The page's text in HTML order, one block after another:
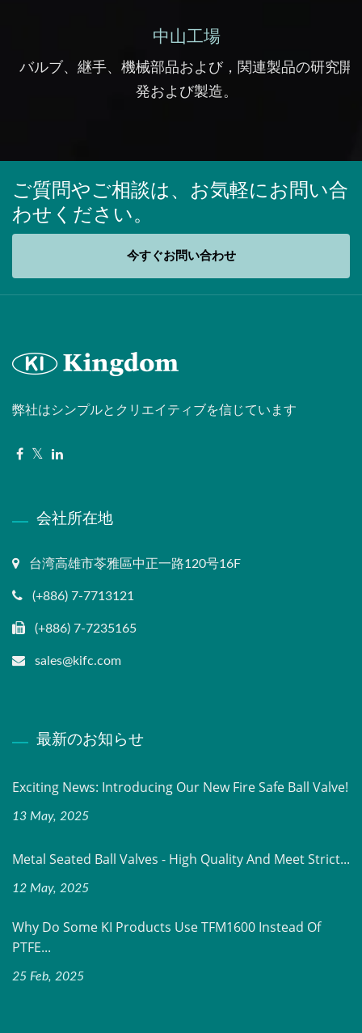
中山工場
バルブ、継手、機械部品および，関連製品の研究開
発および製造。
ご質問やご相談は、お気軽にお問い合
わせください。
今すぐお問い合わせ
弊社はシンプルとクリエイティブを信じています
会社所在地
台湾高雄市苓雅區中正一路120号16F
(+886) 7-7713121
(+886) 7-7235165
sales@kifc.com
最新のお知らせ
Exciting News: Introducing Our New Fire Safe Ball Valve!
13 May, 2025
Metal Seated Ball Valves - High Quality And Meet Strict...
12 May, 2025
Why Do Some KI Products Use TFM1600 Instead Of
PTFE...
25 Feb, 2025